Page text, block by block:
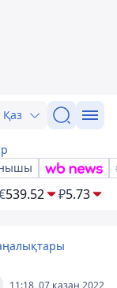
Қаз
539.52 ₽5.73
11:18, 07 қазан 2022